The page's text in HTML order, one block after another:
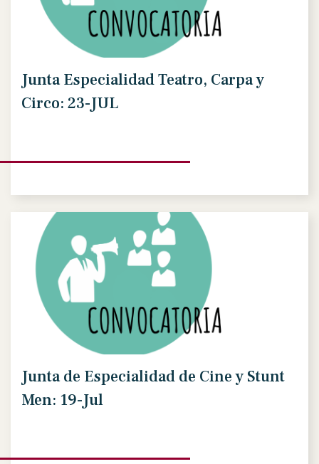
Junta Especialidad Teatro, Carpa y
Circo: 23-JUL
Junta de Especialidad de Cine y Stunt
Men: 19-Jul